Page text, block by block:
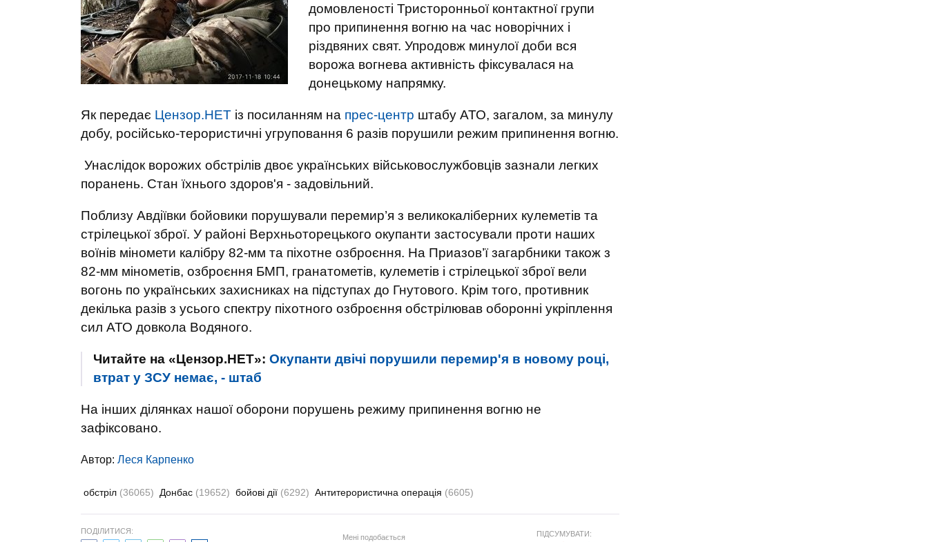
домовленості Тристоронньої контактної групи
про припинення вогню на час новорічних і
різдвяних свят. Упродовж минулої доби вся
ворожа вогнева активність фіксувалася на
донецькому напрямку.
Як передає Цензор.НЕТ із посиланням на прес-центр штабу АТО, загалом, за минулу
добу, російсько-терористичні угруповання 6 разів порушили режим припинення вогню.
Унаслідок ворожих обстрілів двоє українських військовослужбовців зазнали легких
поранень. Стан їхнього здоров'я - задовільний.
Поблизу Авдіївки бойовики порушували перемир’я з великокаліберних кулеметів та
стрілецької зброї. У районі Верхньоторецького окупанти застосували проти наших
воїнів міномети калібру 82-мм та піхотне озброєння. На Приазов’ї загарбники також з
82-мм мінометів, озброєння БМП, гранатометів, кулеметів і стрілецької зброї вели
вогонь по українських захисниках на підступах до Гнутового. Крім того, противник
декілька разів з усього спектру піхотного озброєння обстрілював оборонні укріплення
сил АТО довкола Водяного.
Читайте на «Цензор.НЕТ»: Окупанти двічі порушили перемир'я в новому році,
втрат у ЗСУ немає, - штаб
На інших ділянках нашої оборони порушень режиму припинення вогню не
зафіксовано.
Автор: Леся Карпенко
обстріл (36065) Донбас (19652) бойові дії (6292) Антитерористична операція (6605)
ПОДІЛИТИСЯ:
Мені подобається ПІДСУМУВАТИ: